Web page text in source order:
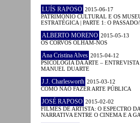
LUÍS RAPOSO 2015-06-17
PATRIMÓNIO CULTURAL E OS
ESTRATÉGICA | PARTE 1: O
ALBERTO MORENO 2015-05-13
OS CORVOS OLHAM-NOS
Ana Cristina Alves 2015-04-12
PSICOLOGIA DA ARTE –
MANUEL DUARTE
J.J. Charlesworth 2015-03-12
COMO NÃO FAZER ARTE PÚBLICA
JOSÉ RAPOSO 2015-02-02
FILMES DE ARTISTA: O ESPECTRO DA
NARRATIVA ENTRE O CINEMA E A